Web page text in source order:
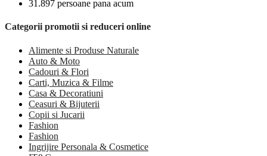
31.897 persoane pana acum
Categorii promotii si reduceri online
Alimente si Produse Naturale
Auto & Moto
Cadouri & Flori
Carti, Muzica & Filme
Casa & Decoratiuni
Ceasuri & Bijuterii
Copii si Jucarii
Fashion
Fashion
Ingrijire Personala & Cosmetice